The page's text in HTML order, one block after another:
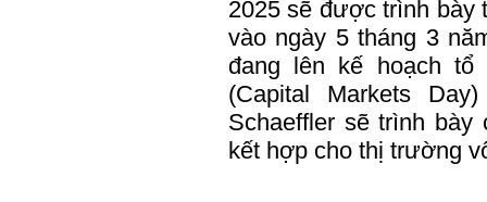
2025 sẽ được trình bày
vào ngày 5 tháng 3
đang lên kế hoạch
(Capital Markets
Schaeffler sẽ trình
kết hợp cho thị trường